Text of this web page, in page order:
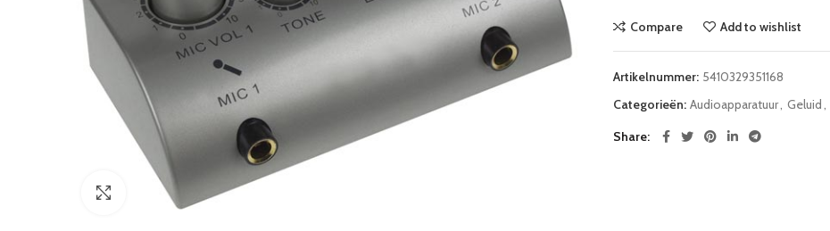
Click to enlarge
Compare Add to wishlist
Artikelnummer: 5410329351168
Categorieën: Audioapparatuur, Geluid,
Share